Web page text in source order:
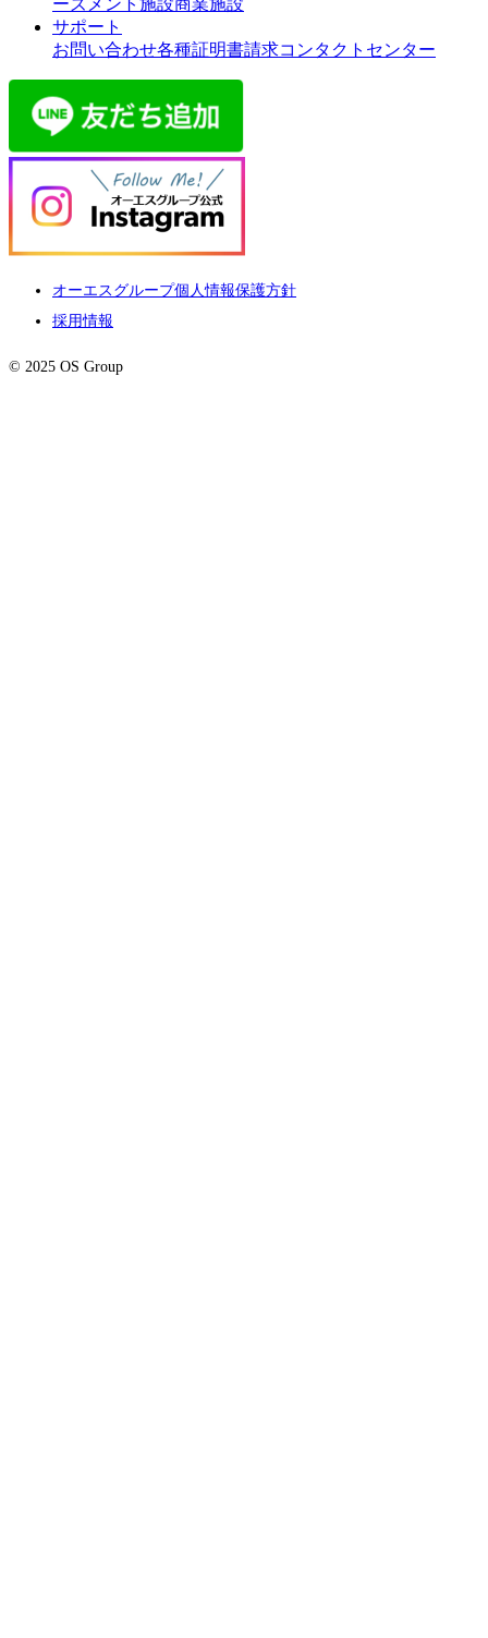
サポート
お問い合わせ各種証明書請求コンタクトセンター
オーエスグループ個人情報保護方針
採用情報
© 2025 OS Group